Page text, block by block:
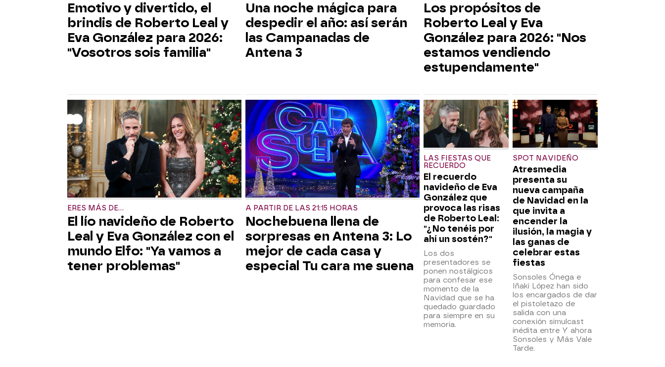
Emotivo y divertido, el
brindis de Roberto Leal y
Eva González para 2026:
"Vosotros sois familia"
Una noche mágica para
despedir el año: así serán
las Campanadas de
Antena 3
Los propósitos de
Roberto Leal y Eva
González para 2026: "Nos
estamos vendiendo
estupendamente"
ERES MÁS DE...
El lío navideño de Roberto
Leal y Eva González con el
mundo Elfo: "Ya vamos a
tener problemas"
A PARTIR DE LAS 21:15 HORAS
Nochebuena llena de
sorpresas en Antena 3: Lo
mejor de cada casa y
especial Tu cara me suena
LAS FIESTAS QUE
RECUERDO
El recuerdo
navideño de Eva
González que
provoca las risas
de Roberto Leal:
"¿No tenéis por
ahí un sostén?"
Los dos
presentadores se
ponen nostálgicos
para confesar ese
momento de la
Navidad que se ha
quedado guardado
para siempre en su
memoria.
SPOT NAVIDEÑO
Atresmedia
presenta su
nueva campaña
de Navidad en la
que invita a
encender la
ilusión, la magia y
las ganas de
celebrar estas
fiestas
Sonsoles Ónega e
Iñaki López han sido
los encargados de dar
el pistoletazo de
salida con una
conexión simulcast
inédita entre Y ahora
Sonsoles y Más Vale
Tarde.